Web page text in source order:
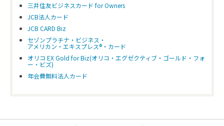
三井住友ビジネスカード for Owners
JCB法人カード
JCB CARD Biz
セゾンプラチナ・ビジネス・
アメリカン・エキスプレス®・カード
オリコ EX Gold for Biz(オリコ・エグゼクティブ・ゴールド・フォ
ー・ビズ)
年会費無料法人カード